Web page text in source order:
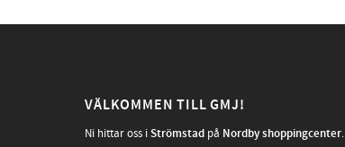
VÄLKOMMEN TILL GMJ!
Ni hittar oss iStrömstad på Nordby shoppingcenter.